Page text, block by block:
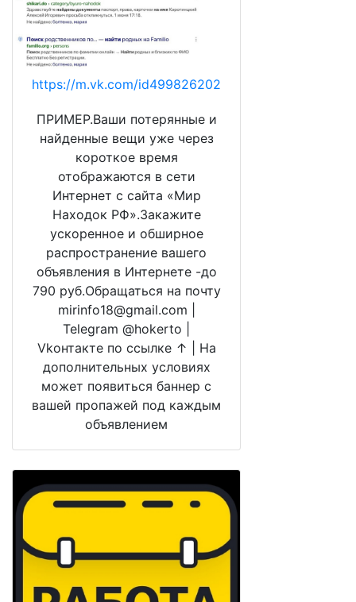
https://m.vk.com/id499826202
ПРИМЕР.Ваши потерянные и
найденные вещи уже через
короткое время
отображаются в сети
Интернет с сайта «Мир
Находок РФ».Закажите
ускоренное и обширное
распространение вашего
объявления в Интернете -до
790 руб.Обращаться на почту
mirinfo18@gmail.com |
Telegram @hokerto |
Vkонтакте по ссылке ↑ | На
дополнительных условиях
может появиться баннер с
вашей пропажей под каждым
объявлением